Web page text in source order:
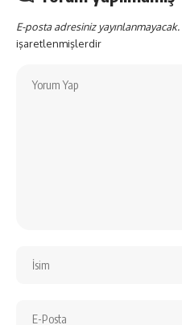
E-posta adresiniz yayınlanmayacak.
işaretlenmişlerdir